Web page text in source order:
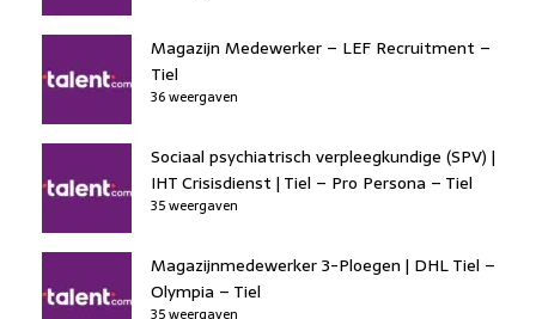
Magazijn Medewerker – LEF Recruitment –
Tiel
36 weergaven
Sociaal psychiatrisch verpleegkundige (SPV) |
IHT Crisisdienst | Tiel – Pro Persona – Tiel
35 weergaven
Magazijnmedewerker 3-Ploegen | DHL Tiel –
Olympia – Tiel
35 weergaven